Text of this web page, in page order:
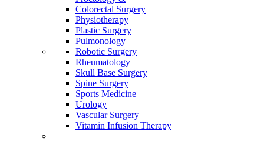
Colorectal Surgery
Physiotherapy
Plastic Surgery
Pulmonology
Robotic Surgery
Rheumatology
Skull Base Surgery
Spine Surgery
Sports Medicine
Urology
Vascular Surgery
Vitamin Infusion Therapy